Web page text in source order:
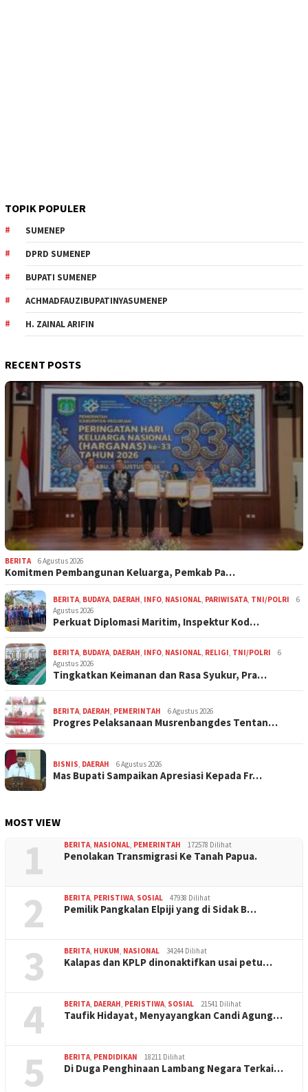
TOPIK POPULER
SUMENEP
DPRD SUMENEP
BUPATI SUMENEP
ACHMADFAUZIBUPATINYASUMENEP
H. ZAINAL ARIFIN
RECENT POSTS
BERITA 6 Agustus 2026
Komitmen Pembangunan Keluarga, Pemkab Pa…
BERITA, BUDAYA, DAERAH, INFO, NASIONAL, PARIWISATA, TNI/POLRI
6
Agustus 2026
Perkuat Diplomasi Maritim, Inspektur Kod…
BERITA, BUDAYA, DAERAH, INFO, NASIONAL, RELIGI, TNI/POLRI
6
Agustus 2026
Tingkatkan Keimanan dan Rasa Syukur, Pra…
BERITA, DAERAH, PEMERINTAH 6 Agustus 2026
Progres Pelaksanaan Musrenbangdes Tentan…
BISNIS, DAERAH 6 Agustus 2026
Mas Bupati Sampaikan Apresiasi Kepada Fr…
MOST VIEW
1 BERITA, NASIONAL, PEMERINTAH 172578 Dilihat
Penolakan Transmigrasi Ke Tanah Papua.
2 BERITA, PERISTIWA, SOSIAL 47938 Dilihat
Pemilik Pangkalan Elpiji yang di Sidak B…
3 BERITA, HUKUM, NASIONAL 34244 Dilihat
Kalapas dan KPLP dinonaktifkan usai petu…
4 BERITA, DAERAH, PERISTIWA, SOSIAL 21541 Dilihat
Taufik Hidayat, Menyayangkan Candi Agung…
5 BERITA, PENDIDIKAN 18211 Dilihat
Di Duga Penghinaan Lambang Negara Terkai…